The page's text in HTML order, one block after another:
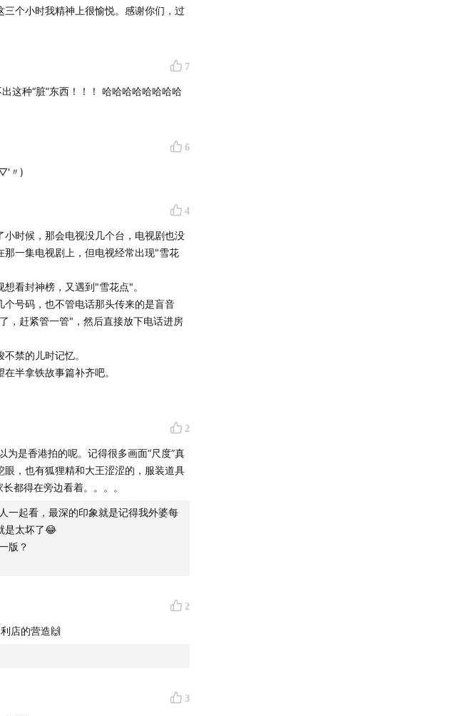
、注释：孙见坤 岳麓书社
江苏凤凰文艺出版社
个小时我精神上很愉悦。感谢你们，过
7
这种“脏”东西！！！ 哈哈哈哈哈哈哈哈
6
〃)
4
时候，那会电视没几个台，电视剧也没
那一集电视剧上，但电视经常出现"雪花
看封神榜，又遇到"雪花点"。
号码，也不管电话那头传来的是盲音
，赶紧管一管"，然后直接放下电话进房
禁的儿时记忆。
半拿铁故事篇补齐吧。
2
为是香港拍的呢。记得很多画面“尺度”真
，也有狐狸精和大王涩涩的，服装道具
都得在旁边看着。。。。
一起看，最深的印象就是记得我外婆每
是太坏了😂
版？
2
店的营造🙌
3